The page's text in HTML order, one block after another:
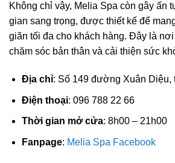
Không chỉ vậy, Melia Spa còn gây ấn
gian sang trọng, được thiết kế để
giãn tối đa cho khách hàng. Đây là
chăm sóc bản thân và cải thiện sức
Địa chỉ: Số 149 đường Xuân Diệu,
Điện thoại: 096 788 22 66
Thời gian mở cửa: 8h00 – 21h00
Fanpage: Melia Spa Facebook